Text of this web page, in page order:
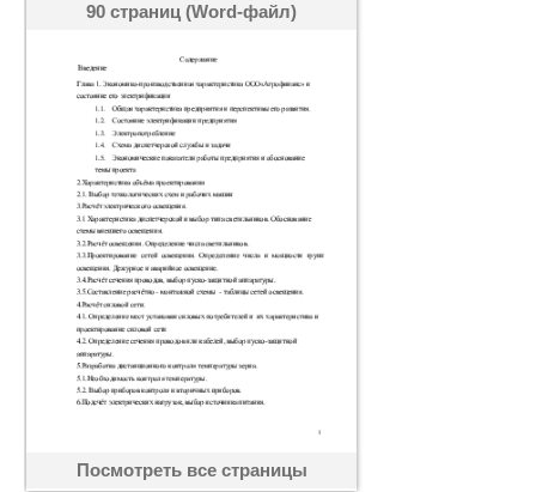
90 страниц (Word-файл)
Посмотреть все страницы